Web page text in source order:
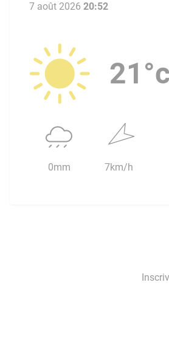
7 août 2026 20:52
21°c
0mm 7km/h